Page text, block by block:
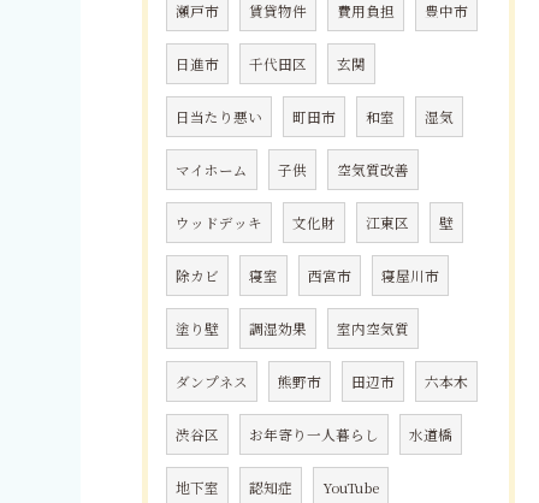
瀬戸市 賃貸物件 費用負担 豊中市
日進市 千代田区 玄関
日当たり悪い 町田市 和室 湿気
マイホーム 子供 空気質改善
ウッドデッキ 文化財 江東区 壁
除カビ 寝室 西宮市 寝屋川市
塗り壁 調湿効果 室内空気質
ダンプネス 熊野市 田辺市 六本木
渋谷区 お年寄り一人暮らし 水道橋
地下室 認知症 YouTube